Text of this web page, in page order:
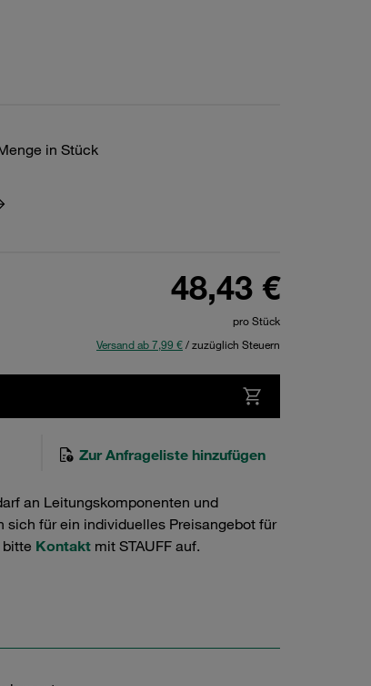
in Stück
48,43 €
pro Stück
Versand ab 7,99 €/ zuzüglich Steuern
Zur Anfrageliste hinzufügen
an Leitungskomponenten und
sich für ein individuelles Preisangebot für
Kontakt mit STAUFF auf.